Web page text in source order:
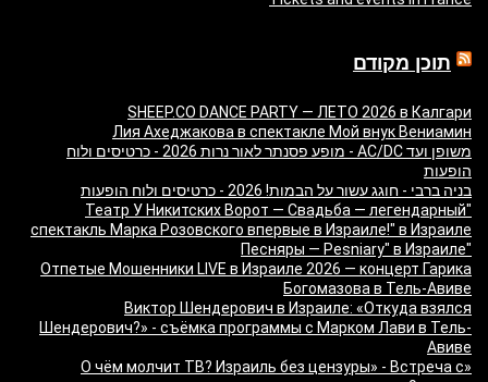
תוכן מקודם
SHEEP.CO DANCE PARTY — ЛЕТО 2026 в Калгари
Лия Ахеджакова в спектакле Мой внук Вениамин
משופן ועד AC/DC - מופע פסנתר לאור נרות 2026 - כרטיסים ולוח
הופעות
בניה ברבי - חוגג עשור על הבמות! 2026 - כרטיסים ולוח הופעות
"Театр У Никитских Ворот — Свадьба — легендарный
спектакль Марка Розовского впервые в Израиле!" в Израиле
"Песняры — Pesniary" в Израиле
Отпетые Мошенники LIVE в Израиле 2026 — концерт Гарика
Богомазова в Тель-Авиве
Виктор Шендерович в Израиле: «Откуда взялся
Шендерович?» - съёмка программы с Марком Лави в Тель-
Авиве
«О чём молчит ТВ? Израиль без цензуры» - Встреча с